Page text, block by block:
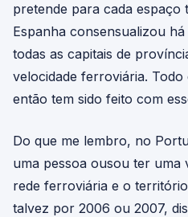
pretende para cada espaço
Espanha consensualizou há
todas as capitais de
velocidade ferroviária. Todo
então tem sido feito com
Do que me lembro, no
uma pessoa ousou ter uma
rede ferroviária e o
talvez por 2006 ou 2007,